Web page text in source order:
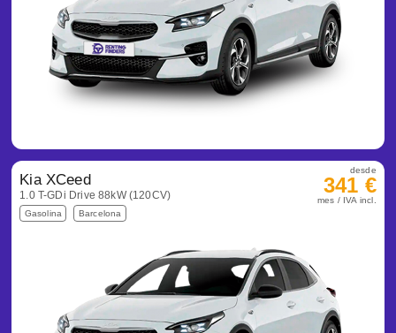
Kia XCeed
1.0 T-GDi Drive 88kW (120CV)
Gasolina Barcelona
desde
341 €
mes / IVA incl.